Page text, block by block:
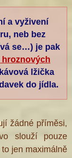
a vyživení
neb bez
se…) je pak
hroznových
lžička
do jídla.
žádné příměsi,
slouží pouze
jen maximálně
®